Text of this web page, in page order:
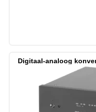
Digitaal-analoog